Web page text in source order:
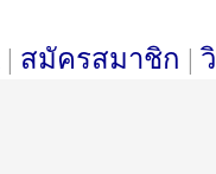
| สมัครสมาชิก |